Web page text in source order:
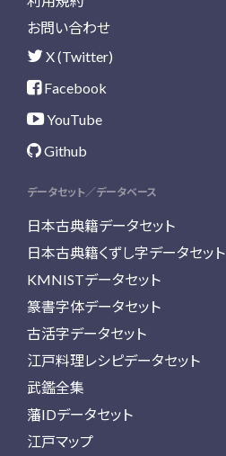
お問い合わせ
X (Twitter)
Facebook
YouTube
Github
データセット／データベース
日本古典籍データセット
日本古典籍くずし字データセット
KMNISTデータセット
篆書字体データセット
古活字データセット
江戸料理レシピデータセット
武鑑全集
藩IDデータセット
江戸マップ